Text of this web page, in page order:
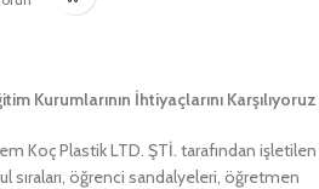
Kurumlarının İhtiyaçlarını Karşılıyoruz
Koç Plastik LTD. ŞTİ. tarafından işletilen
öğrenci sandalyeleri, öğretmen